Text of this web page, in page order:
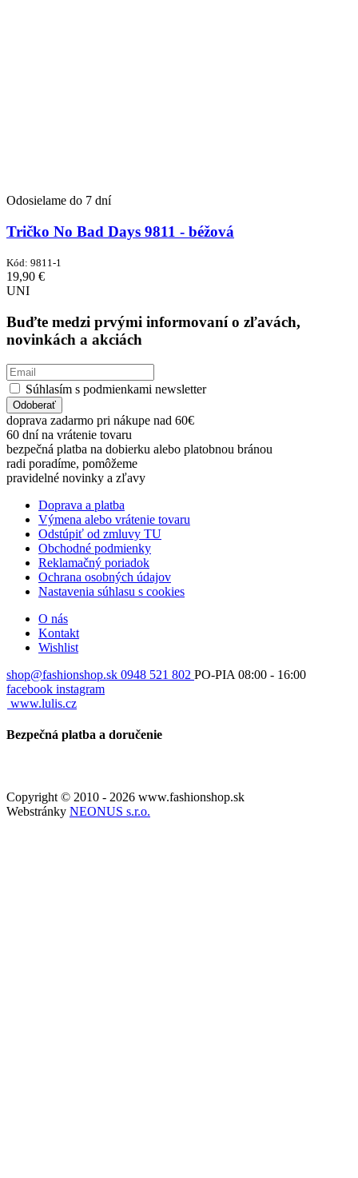
Odosielame do 7 dní
Tričko No Bad Days 9811 - béžová
Kód: 9811-1
19,90 €
UNI
Buďte medzi prvými informovaní o zľavách,
novinkách a akciách
Súhlasím s podmienkami newsletter
Odoberať
doprava zadarmo pri nákupe nad 60€
60 dní na vrátenie tovaru
bezpečná platba na dobierku alebo platobnou bránou
radi poradíme, pomôžeme
pravidelné novinky a zľavy
Doprava a platba
Výmena alebo vrátenie tovaru
Odstúpiť od zmluvy TU
Obchodné podmienky
Reklamačný poriadok
Ochrana osobných údajov
Nastavenia súhlasu s cookies
O nás
Kontakt
Wishlist
shop@fashionshop.sk 0948 521 802 PO-PIA 08:00 - 16:00
facebook instagram
www.lulis.cz
Bezpečná platba a doručenie
Copyright © 2010 - 2026 www.fashionshop.sk
Webstránky NEONUS s.r.o.